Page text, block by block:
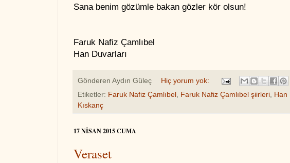
Sana benim gözümle bakan gözler kör olsun!
Faruk Nafiz Çamlıbel
Han Duvarları
Gönderen Aydın Güleç
Hiç yorum yok:
Etiketler: Faruk Nafiz Çamlıbel , Faruk Nafiz Çamlıbel şiirleri, Han
Kıskanç
17 NISAN 2015 CUMA
Veraset